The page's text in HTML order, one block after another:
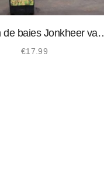
de baies Jonkheer van
Tets biologique
€17.99